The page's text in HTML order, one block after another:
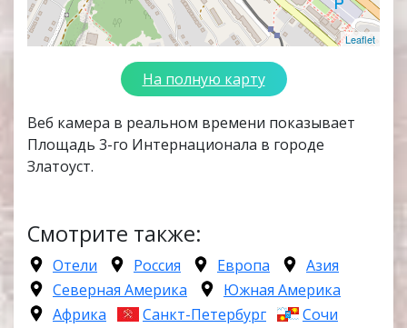
Leaflet
На полную карту
Веб камера в реальном времени показывает
Площадь 3-го Интернационала в городе
Златоуст.
Смотрите также:
Отели Россия Европа
Азия
Северная Америка
Южная Америка
Африка
Санкт-Петербург Сочи